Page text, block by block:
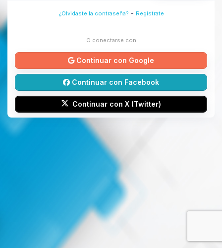
¿Olvidaste la contraseña? - Regístrate
O conectarse con
Continuar con Google
Continuar con Facebook
Continuar con X (Twitter)